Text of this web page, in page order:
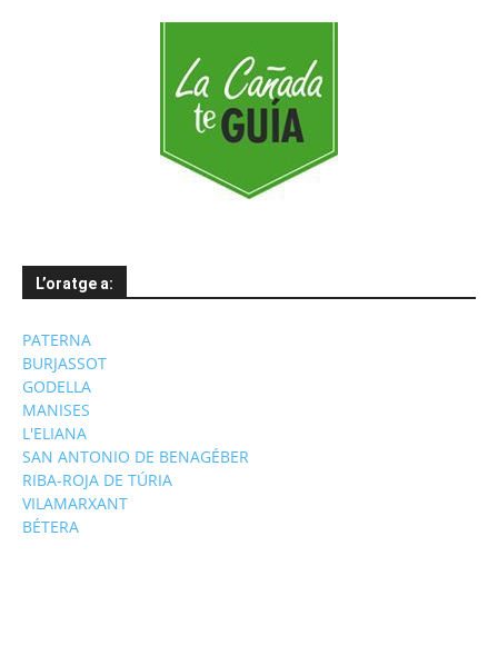
L’oratge a:
PATERNA
BURJASSOT
GODELLA
MANISES
L'ELIANA
SAN ANTONIO DE BENAGÉBER
RIBA-ROJA DE TÚRIA
VILAMARXANT
BÉTERA